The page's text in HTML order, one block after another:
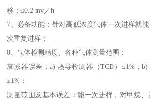
移：≤0.2 mv／h
7、必备功能：针对高低浓度气体一次进样就
次重复进样；
8、气体检测精度、各种气体测量范围：
衰减器误差；a) 热导检测器（TCD）≤1%；b)
≤1%；
测量范围及基本误差：能一次进样，对甲烷、